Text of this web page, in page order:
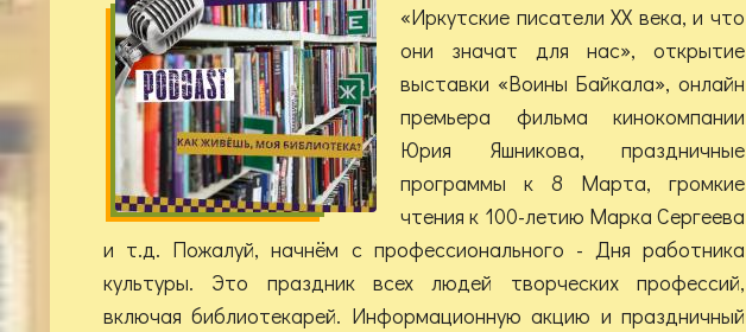
«Иркутские писатели XX века, и что
они значат для нас», открытие
выставки «Воины Байкала», онлайн
премьера фильма кинокомпании
Юрия Яшникова, праздничные
программы к 8 Марта, громкие
чтения к 100-летию Марка Сергеева
и т.д. Пожалуй, начнём с профессионального - Дня работника
культуры. Это праздник всех людей творческих профессий,
включая библиотекарей. Информационную акцию и праздничный